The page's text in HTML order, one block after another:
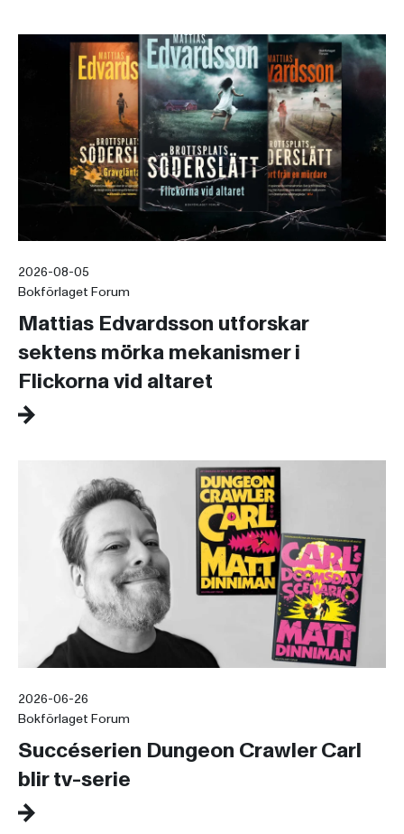
2026-08-05
Bokförlaget Forum
Mattias Edvardsson utforskar
sektens mörka mekanismer i
Flickorna vid altaret
2026-06-26
Bokförlaget Forum
Succéserien Dungeon Crawler Carl
blir tv-serie